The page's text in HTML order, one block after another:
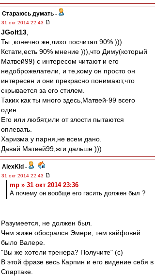
Стараюсь думать -
31 окт 2014 22:43
JGolt13
Ты ,конечно же,лихо посчитал 90% )))
Кстати,есть 90% мнение ))),что Диму(который
Матвей99) с интересом читают и его
недоброжелатели, и те,кому он просто он
интересен и они прекрасно понимают,что
скрывается за его стилем.
Таких как ты много здесь,Матвей-99 всего
один.
Его или любят,или от злости пытаются
оплевать.
Харизма у парня,не всем дано.
Давай Матвей99,жги дальше )))
AlexKid -
31 окт 2014 22:43
mp » 31 окт 2014 23:36
А почему он вообще его гасить должен был ?
Разумеется, не должен был.
Чем жиже обосрался Эмери, тем кайфовей
было Валере.
"Вы же хотели тренера? Получите" (c)
В этой фразе весь Карпин и его видение себя в
Спартаке.